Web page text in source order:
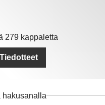
279 kappaletta
Tiedotteet
hakusanalla